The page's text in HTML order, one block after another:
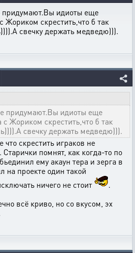
придумают.Вы идиоты еще
Жориком скрестить,что б так
свечку держать медведю))).
придумают.Вы идиоты еще
Жориком скрестить,что б так
свечку держать медведю))).
скрестить играков не
помнят, как когда-то по
ему акаун тера и зерга в
на проекте один такой
ничего не стоит
.
всё криво, но со вкусом, эх